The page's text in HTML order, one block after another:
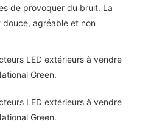
de provoquer du bruit. La
douce, agréable et non